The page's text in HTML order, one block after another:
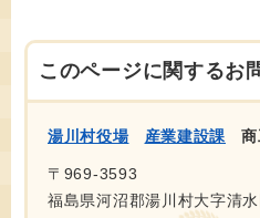
このページに関するお
湯川村役場 産業建設課
〒969-3593
福島県河沼郡湯川村大字清